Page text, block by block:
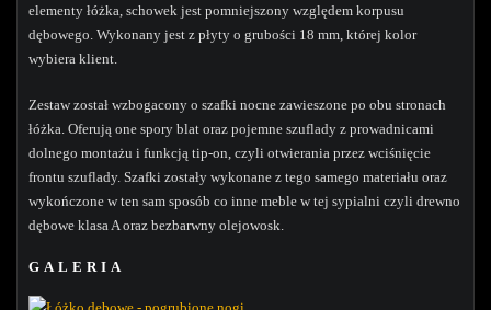
elementy łóżka, schowek jest pomniejszony względem korpusu
dębowego. Wykonany jest z płyty o grubości 18 mm, której kolor
wybiera klient.
Zestaw został wzbogacony o szafki nocne zawieszone po obu stronach
łóżka. Oferują one spory blat oraz pojemne szuflady z prowadnicami
dolnego montażu i funkcją tip-on, czyli otwierania przez wciśnięcie
frontu szuflady. Szafki zostały wykonane z tego samego materiału oraz
wykończone w ten sam sposób co inne meble w tej sypialni czyli drewno
dębowe klasa A oraz bezbarwny olejowosk.
GALERIA